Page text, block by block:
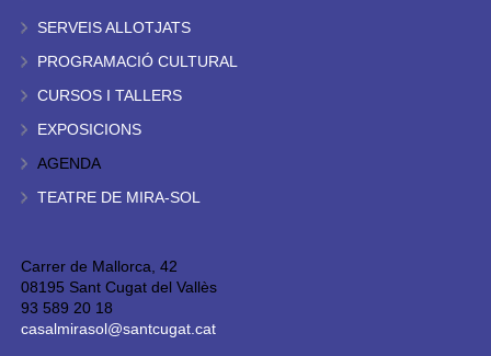
SERVEIS ALLOTJATS
PROGRAMACIÓ CULTURAL
CURSOS I TALLERS
EXPOSICIONS
AGENDA
TEATRE DE MIRA-SOL
Carrer de Mallorca, 42
08195 Sant Cugat del Vallès
93 589 20 18
casalmirasol@santcugat.cat